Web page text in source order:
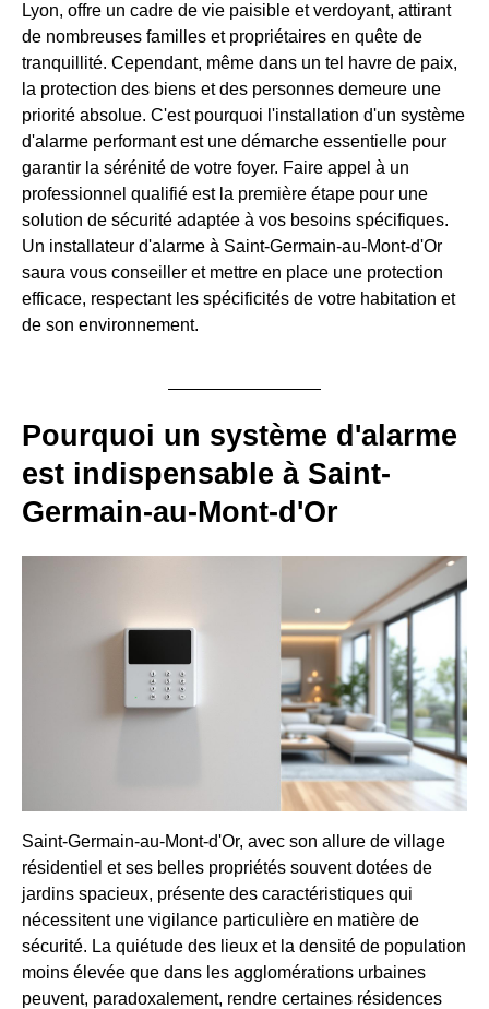
Lyon, offre un cadre de vie paisible et verdoyant, attirant
de nombreuses familles et propriétaires en quête de
tranquillité. Cependant, même dans un tel havre de paix,
la protection des biens et des personnes demeure une
priorité absolue. C'est pourquoi l'installation d'un système
d'alarme performant est une démarche essentielle pour
garantir la sérénité de votre foyer. Faire appel à un
professionnel qualifié est la première étape pour une
solution de sécurité adaptée à vos besoins spécifiques.
Un installateur d'alarme à Saint-Germain-au-Mont-d'Or
saura vous conseiller et mettre en place une protection
efficace, respectant les spécificités de votre habitation et
de son environnement.
Pourquoi un système d'alarme
est indispensable à Saint-
Germain-au-Mont-d'Or
Saint-Germain-au-Mont-d'Or, avec son allure de village
résidentiel et ses belles propriétés souvent dotées de
jardins spacieux, présente des caractéristiques qui
nécessitent une vigilance particulière en matière de
sécurité. La quiétude des lieux et la densité de population
moins élevée que dans les agglomérations urbaines
peuvent, paradoxalement, rendre certaines résidences